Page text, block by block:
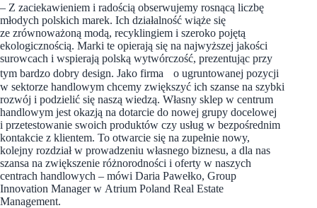
– Z zaciekawieniem i radością obserwujemy rosnącą liczbę
młodych polskich marek. Ich działalność wiąże się
ze zrównoważoną modą, recyklingiem i szeroko pojętą
ekologicznością. Marki te opierają się na najwyższej jakości
surowcach i wspierają polską wytwórczość, prezentując przy
tym bardzo dobry design. Jako firma o ugruntowanej pozycji
w sektorze handlowym chcemy zwiększyć ich szanse na szybki
rozwój i podzielić się naszą wiedzą. Własny sklep w centrum
handlowym jest okazją na dotarcie do nowej grupy docelowej
i przetestowanie swoich produktów czy usług w bezpośrednim
kontakcie z klientem. To otwarcie się na zupełnie nowy,
kolejny rozdział w prowadzeniu własnego biznesu, a dla nas
szansa na zwiększenie różnorodności i oferty w naszych
centrach handlowych – mówi Daria Pawełko, Group
Innovation Manager w Atrium Poland Real Estate
Management.